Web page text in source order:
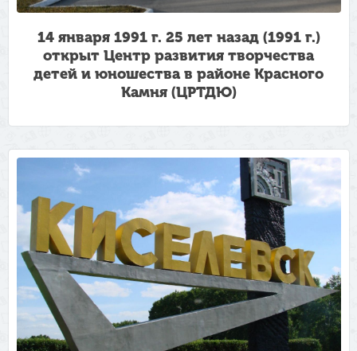
14 января 1991 г. 25 лет назад (1991 г.)
открыт Центр развития творчества
детей и юношества в районе Красного
Камня (ЦРТДЮ)